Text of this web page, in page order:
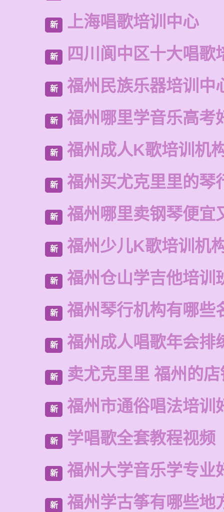
新 上海唱歌培训中心
新 四川阆中区十大唱歌
新 福州民族乐器培训中
新 福州哪里学音乐高考
新 福州成人K歌培训机
新 福州买尤克里里的琴
新 福州哪里卖钢琴便宜
新 福州少儿K歌培训机
新 福州仓山学吉他培训
新 福州琴行机构有哪些
新 福州成人唱歌年会排
新 卖尤克里里 福州的店
新 福州市通俗唱法培训
新 学唱歌全套教程视频
新 福州大学音乐学专业
新 福州学古筝有哪些地